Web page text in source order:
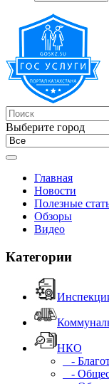
Выберите город
Главная
Новости
Полезные
Обзоры
Видео
Категории
НКО
-
-